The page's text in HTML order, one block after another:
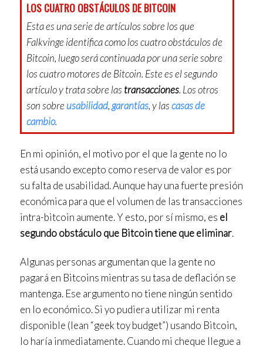
LOS CUATRO OBSTÁCULOS DE BITCOIN
Esta es una serie de artículos sobre los que
Falkvinge identifica como los cuatro obstáculos de
Bitcoin, luego será continuada por una serie sobre
los cuatro motores de Bitcoin. Este es el segundo
artículo y trata sobre las transacciones. Los otros
son sobre usabilidad,garantías, y lascasas de
cambio.
En mi opinión, el motivo por el que la gente no lo
está usando excepto como reserva de valor es por
su falta de usabilidad. Aunque hay una fuerte presión
económica para que el volumen de las transacciones
intra-bitcoin aumente. Y esto, por sí mismo, es el
segundo obstáculo que Bitcoin tiene que eliminar.
Algunas personas argumentan que la gente no
pagará en Bitcoins mientras su tasa de deflación se
mantenga. Ese argumento no tiene ningún sentido
en lo económico. Si yo pudiera utilizar mi renta
disponible (lean “geek toy budget”) usando Bitcoin,
lo haría inmediatamente. Cuando mi cheque llegue a